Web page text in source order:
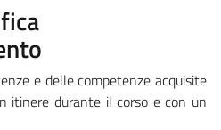
e delle competenze acquisite
itinere durante il corso e con un